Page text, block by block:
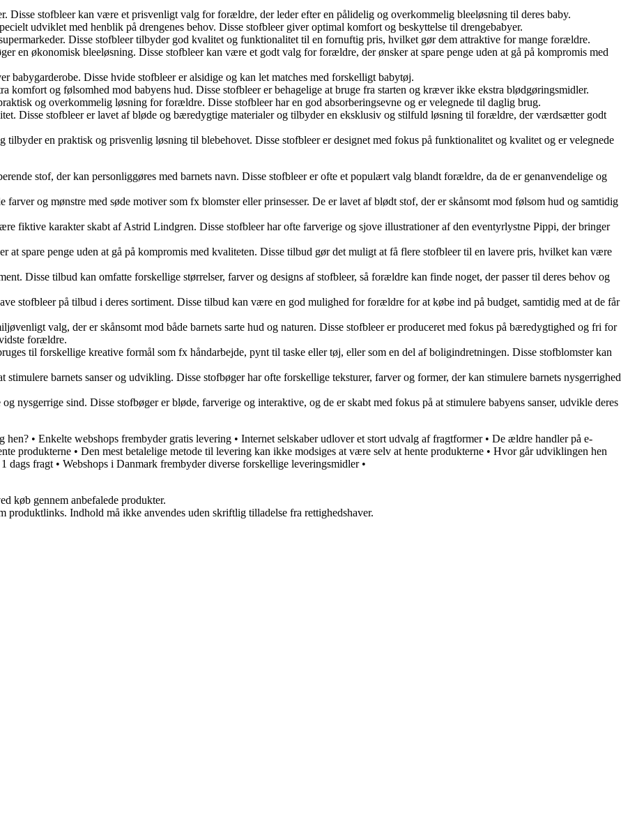
Disse stofbleer kan være et prisvenligt valg for forældre, der leder efter en pålidelig og overkommelig bleeløsning til deres baby.
udviklet med henblik på drengenes behov. Disse stofbleer giver optimal komfort og beskyttelse til drengebabyer.
Disse stofbleer tilbyder god kvalitet og funktionalitet til en fornuftig pris, hvilket gør dem attraktive for mange forældre.
en økonomisk bleeløsning. Disse stofbleer kan være et godt valg for forældre, der ønsker at spare penge uden at gå på kompromis med
babygarderobe. Disse hvide stofbleer er alsidige og kan let matches med forskelligt babytøj.
komfort og følsomhed mod babyens hud. Disse stofbleer er behagelige at bruge fra starten og kræver ikke ekstra blødgøringsmidler.
og overkommelig løsning for forældre. Disse stofbleer har en god absorberingsevne og er velegnede til daglig brug.
Disse stofbleer er lavet af bløde og bæredygtige materialer og tilbyder en eksklusiv og stilfuld løsning til forældre, der værdsætter godt
en praktisk og prisvenlig løsning til blebehovet. Disse stofbleer er designet med fokus på funktionalitet og kvalitet og er velegnede
stof, der kan personliggøres med barnets navn. Disse stofbleer er ofte et populært valg blandt forældre, da de er genanvendelige og
og mønstre med søde motiver som fx blomster eller prinsesser. De er lavet af blødt stof, der er skånsomt mod følsom hud og samtidig
fiktive karakter skabt af Astrid Lindgren. Disse stofbleer har ofte farverige og sjove illustrationer af den eventyrlystne Pippi, der bringer
spare penge uden at gå på kompromis med kvaliteten. Disse tilbud gør det muligt at få flere stofbleer til en lavere pris, hvilket kan være
Disse tilbud kan omfatte forskellige størrelser, farver og designs af stofbleer, så forældre kan finde noget, der passer til deres behov og
stofbleer på tilbud i deres sortiment. Disse tilbud kan være en god mulighed for forældre for at købe ind på budget, samtidig med at de får
valg, der er skånsomt mod både barnets sarte hud og naturen. Disse stofbleer er produceret med fokus på bæredygtighed og fri for
forældre.
til forskellige kreative formål som fx håndarbejde, pynt til taske eller tøj, eller som en del af boligindretningen. Disse stofblomster kan
barnets sanser og udvikling. Disse stofbøger har ofte forskellige teksturer, farver og former, der kan stimulere barnets nysgerrighed
nysgerrige sind. Disse stofbøger er bløde, farverige og interaktive, og de er skabt med fokus på at stimulere babyens sanser, udvikle deres
hen? • Enkelte webshops frembyder gratis levering • Internet selskaber udlover et stort udvalg af fragtformer• De ældre handler på e-
produkterne • Den mest betalelige metode til levering kan ikke modsiges at være selv at hente produkterne • Hvor går udviklingen hen
dags fragt • Webshops i Danmark frembyder diverse forskellige leveringsmidler•
køb gennem anbefalede produkter.
Indhold må ikke anvendes uden skriftlig tilladelse fra rettighedshaver.